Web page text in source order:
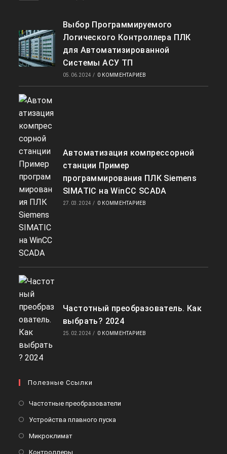
Выбор Программируемого
Логического Контроллера ПЛК
для Автоматизированной
Системы АСУ ТП
05.06.2024 / 0 КОММЕНТАРИЕВ
Автоматизация компрессорной
станции Пример
программирования ПЛК Siemens
SIMATIC на WinCC SCADA
27.03.2024 / 0 КОММЕНТАРИЕВ
Частотный преобразователь. Как
выбрать? 2024
25.02.2024 / 0 КОММЕНТАРИЕВ
Полезные Ссылки
Частотные преобразователи
Устройства плавного пуска
МикроклиматОткроется
Контроллеры